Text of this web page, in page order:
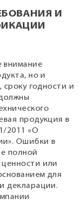
И
внимание
но и
сроку годности и
продукция в
2011 «О
Ошибки в
полной
или
для
декларации.